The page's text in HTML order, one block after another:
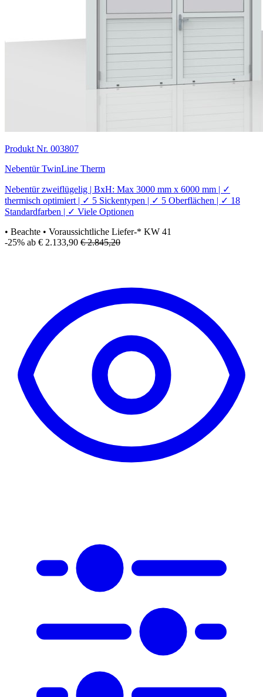
Produkt Nr. 003807
Nebentür TwinLine Therm
Nebentür zweiflügelig | BxH: Max 3000 mm x 6000 mm | ✓
thermisch optimiert | ✓ 5 Sickentypen | ✓ 5 Oberflächen | ✓ 18
Standardfarben | ✓ Viele Optionen
• Beachte • Voraussichtliche Liefer-* KW 41
-25% ab € 2.133,90 € 2.845,20